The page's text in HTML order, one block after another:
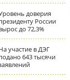
доверия
России
до 72,3%
участие в ДЭГ
643 тысячи